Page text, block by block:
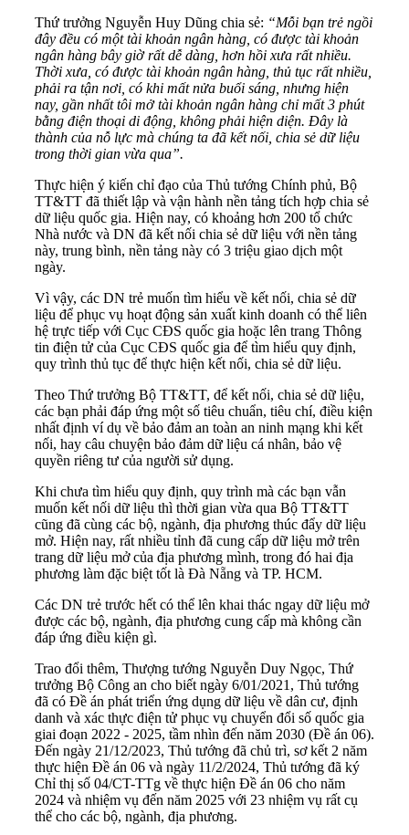
Thứ trưởng Nguyễn Huy Dũng chia sẻ: “Mỗi bạn trẻ ngồi
đây đều có một tài khoản ngân hàng, có được tài khoản
ngân hàng bây giờ rất dễ dàng, hơn hồi xưa rất nhiều.
Thời xưa, có được tài khoản ngân hàng, thủ tục rất nhiều,
phải ra tận nơi, có khi mất nửa buổi sáng, nhưng hiện
nay, gần nhất tôi mở tài khoản ngân hàng chỉ mất 3 phút
bằng điện thoại di động, không phải hiện diện. Đây là
thành của nỗ lực mà chúng ta đã kết nối, chia sẻ dữ liệu
trong thời gian vừa qua”.
Thực hiện ý kiến chỉ đạo của Thủ tướng Chính phủ, Bộ
TT&TT đã thiết lập và vận hành nền tảng tích hợp chia sẻ
dữ liệu quốc gia. Hiện nay, có khoảng hơn 200 tổ chức
Nhà nước và DN đã kết nối chia sẻ dữ liệu với nền tảng
này, trung bình, nền tảng này có 3 triệu giao dịch một
ngày.
Vì vậy, các DN trẻ muốn tìm hiểu về kết nối, chia sẻ dữ
liệu để phục vụ hoạt động sản xuất kinh doanh có thể liên
hệ trực tiếp với Cục CĐS quốc gia hoặc lên trang Thông
tin điện tử của Cục CĐS quốc gia để tìm hiểu quy định,
quy trình thủ tục để thực hiện kết nối, chia sẻ dữ liệu.
Theo Thứ trưởng Bộ TT&TT, để kết nối, chia sẻ dữ liệu,
các bạn phải đáp ứng một số tiêu chuẩn, tiêu chí, điều kiện
nhất định ví dụ về bảo đảm an toàn an ninh mạng khi kết
nối, hay câu chuyện bảo đảm dữ liệu cá nhân, bảo vệ
quyền riêng tư của người sử dụng.
Khi chưa tìm hiểu quy định, quy trình mà các bạn vẫn
muốn kết nối dữ liệu thì thời gian vừa qua Bộ TT&TT
cũng đã cùng các bộ, ngành, địa phương thúc đẩy dữ liệu
mở. Hiện nay, rất nhiều tỉnh đã cung cấp dữ liệu mở trên
trang dữ liệu mở của địa phương mình, trong đó hai địa
phương làm đặc biệt tốt là Đà Nẵng và TP. HCM.
Các DN trẻ trước hết có thể lên khai thác ngay dữ liệu mở
được các bộ, ngành, địa phương cung cấp mà không cần
đáp ứng điều kiện gì.
Trao đổi thêm, Thượng tướng Nguyễn Duy Ngọc, Thứ
trưởng Bộ Công an cho biết ngày 6/01/2021, Thủ tướng
đã có Đề án phát triển ứng dụng dữ liệu về dân cư, định
danh và xác thực điện tử phục vụ chuyển đổi số quốc gia
giai đoạn 2022 - 2025, tầm nhìn đến năm 2030 (Đề án 06).
Đến ngày 21/12/2023, Thủ tướng đã chủ trì, sơ kết 2 năm
thực hiện Đề án 06 và ngày 11/2/2024, Thủ tướng đã ký
Chỉ thị số 04/CT-TTg về thực hiện Đề án 06 cho năm
2024 và nhiệm vụ đến năm 2025 với 23 nhiệm vụ rất cụ
thể cho các bộ, ngành, địa phương.